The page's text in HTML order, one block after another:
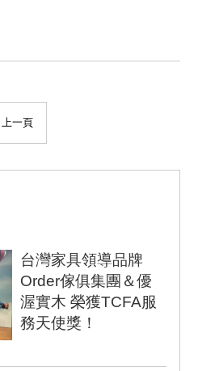
上一頁
台灣家具領導品牌
Order傢俱集團＆優
渥實木 榮獲TCFA服
務天使獎！